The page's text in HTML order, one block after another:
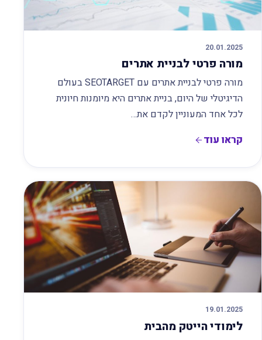
20.01.2025
מורה פרטי לבניית אתרים
מורה פרטי לבניית אתרים עם SEOTARGET בעולם
הדיגיטלי של היום, בניית אתרים היא מיומנות חיונית
לכל אחד המעוניין לקדם את…
קראו עוד
19.01.2025
לימודי הייטק מהבית